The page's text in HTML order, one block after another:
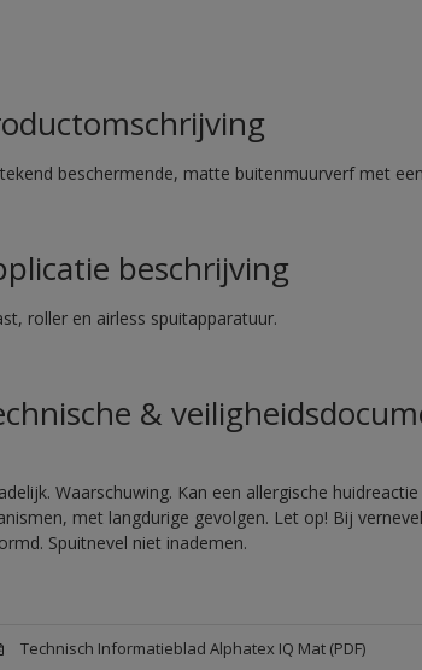
beschermende, matte buitenmuurverf met
beschrijving
roller en airless spuitapparatuur.
&
Waarschuwing. Kan een allergische
met langdurige gevolgen. Let op! Bij
Spuitnevel niet inademen.
Technisch Informatieblad Alphatex IQ Mat (PDF)